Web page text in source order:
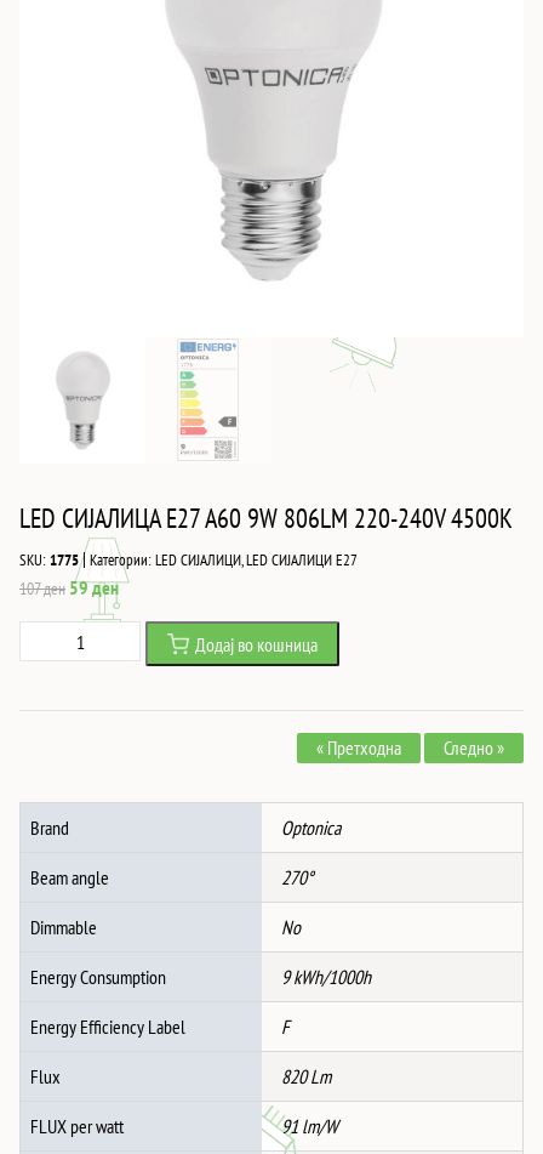
LED СИJАЛИЦА E27 A60 9W 806LM 220-240V 4500K
SKU:1775|Категории:LED СИЈАЛИЦИ,LED СИЈАЛИЦИ Е27
107ден Original
price
was:
59денCurrent
price
59 ден.
СИJАЛИЦА
220-
240V
4500K
Додај во кошница
« Претходна Следно »
Brand Optonica
Beam angle 270°
Dimmable No
Energy Consumption 9 kWh/1000h
Energy Efficiency Label F
Flux 820 Lm
FLUX per watt 91 lm/W